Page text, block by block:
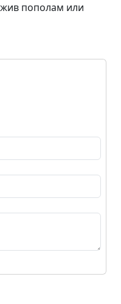
пополам или